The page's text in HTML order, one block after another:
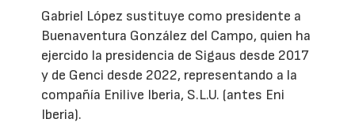
Gabriel López sustituye como presidente a
Buenaventura González del Campo, quien ha
ejercido la presidencia de Sigaus desde 2017
y de Genci desde 2022, representando a la
compañía Enilive Iberia, S.L.U. (antes Eni
Iberia).